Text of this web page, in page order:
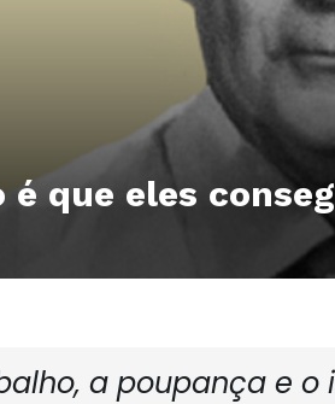
é que eles
a poupança e o